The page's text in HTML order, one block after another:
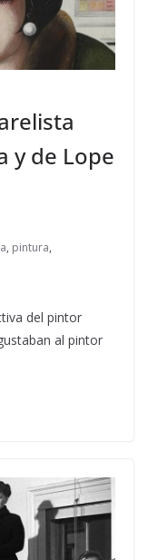
y de Lope
, pintura,
del pintor
al pintor